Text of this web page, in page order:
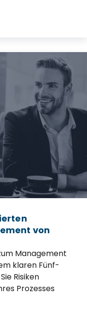
von
Management
klaren Fünf-
Risiken
Prozesses